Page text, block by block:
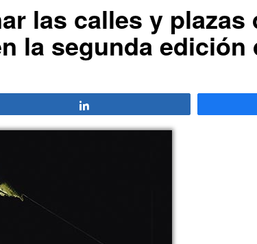
las calles y plazas
la segunda edición